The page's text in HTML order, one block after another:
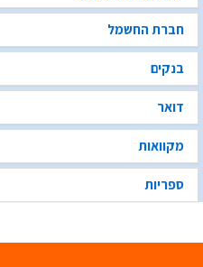
חברת החשמל
בנקים
דואר
מקוואות
ספריות